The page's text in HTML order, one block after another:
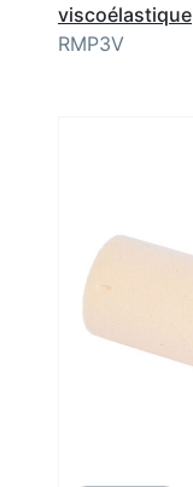
viscoélastique
RMP3V